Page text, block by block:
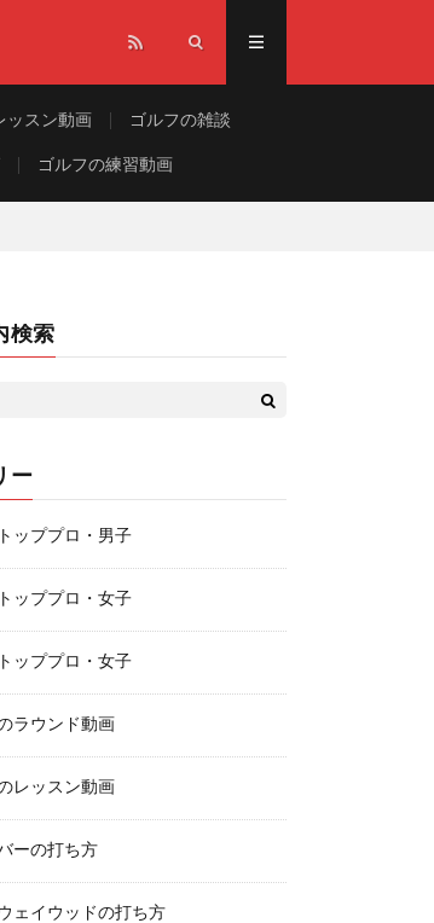
ッスン動画 ゴルフの雑談
ゴルフの練習動画
検索
ー
ッププロ・男子
ッププロ・女子
ッププロ・女子
ラウンド動画
レッスン動画
ーの打ち方
ェイウッドの打ち方